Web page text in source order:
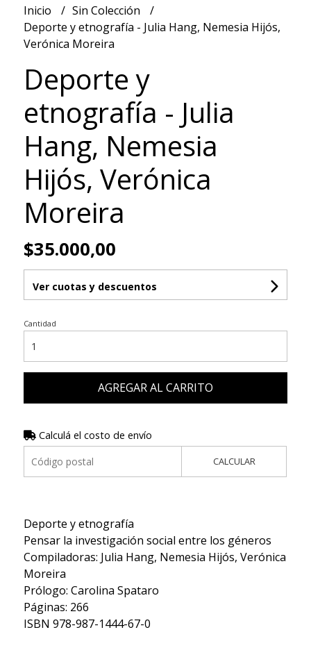
Inicio
Sin Colección
Deporte y etnografía - Julia Hang, Nemesia Hijós,
Verónica Moreira
Deporte y
etnografía - Julia
Hang, Nemesia
Hijós, Verónica
Moreira
$35.000,00
Ver cuotas y descuentos
Cantidad
AGREGAR AL CARRITO
Calculá el costo de envío
CALCULAR
Deporte y etnografía
Pensar la investigación social entre los géneros
Compiladoras: Julia Hang, Nemesia Hijós, Verónica
Moreira
Prólogo: Carolina Spataro
Páginas: 266
ISBN 978-987-1444-67-0